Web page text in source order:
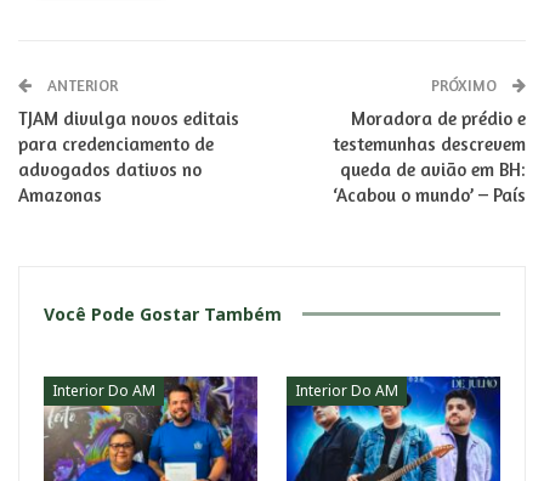
ANTERIOR
TJAM divulga novos editais
para credenciamento de
advogados dativos no
Amazonas
PRÓXIMO
Moradora de prédio e
testemunhas descrevem
queda de avião em BH:
‘Acabou o mundo’ – País
Você Pode Gostar Também
Interior Do AM Interior Do AM